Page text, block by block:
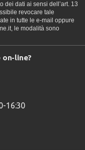
dei dati ai sensi dell’art. 13
revocare tale
in tutte le e-mail oppure
le modalità sono
on-line?
16:30